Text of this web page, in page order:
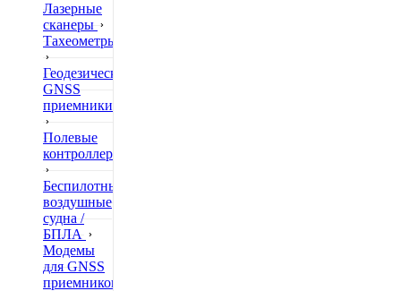
Лазерные
сканеры
Тахеометры
Геодезические
GNSS
приемники
Полевые
контроллеры
Беспилотные
воздушные
судна /
БПЛА
Модемы
для GNSS
приемников